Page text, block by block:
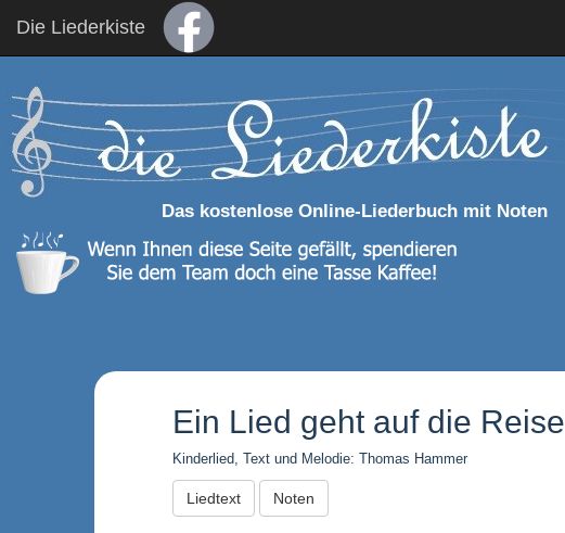
Die Liederkiste
Das kostenlose Online-Liederbuch mit Noten
Ein Lied geht auf die Reise
Kinderlied, Text und Melodie: Thomas Hammer
Liedtext Noten